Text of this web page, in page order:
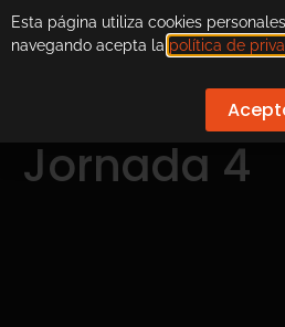
Jornada 4
Esta página utiliza cookies
navegando acepta la política de